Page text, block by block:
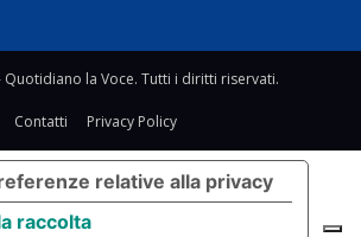
la Voce. Tutti i diritti riservati.
Contatti Privacy Policy
raccolta
relative alla privacy